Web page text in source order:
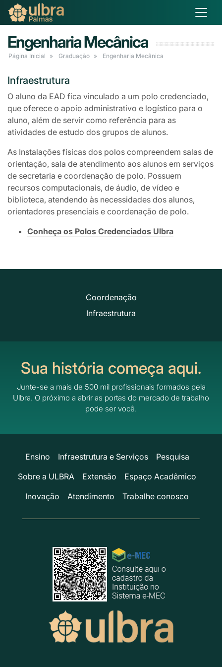
Engenharia Mecânica
Página Inicial Graduação Engenharia Mecânica
Infraestrutura
O aluno da EAD fica vinculado a um polo credenciado,
que oferece o apoio administrativo e logístico para o
aluno, além de servir como referência para as
atividades de estudo dos grupos de alunos.
As Instalações físicas dos polos compreendem salas de
orientação, sala de atendimento aos alunos em serviços
de secretaria e coordenação de polo. Possuem
recursos computacionais, de áudio, de vídeo e
biblioteca, atendendo às necessidades dos alunos,
orientadores presenciais e coordenação de polo.
Conheça os Polos Credenciados Ulbra
Coordenação
Infraestrutura
Sua história começa aqui.
Junte-se a mais de 500 mil profissionais formados pela
Ulbra. O próximo a abrir as portas do mercado de trabalho
pode ser você.
Ensino Infraestrutura e Serviços
Pesquisa
Sobre a ULBRA
Extensão
Espaço Acadêmico
Inovação
Atendimento Trabalhe conosco